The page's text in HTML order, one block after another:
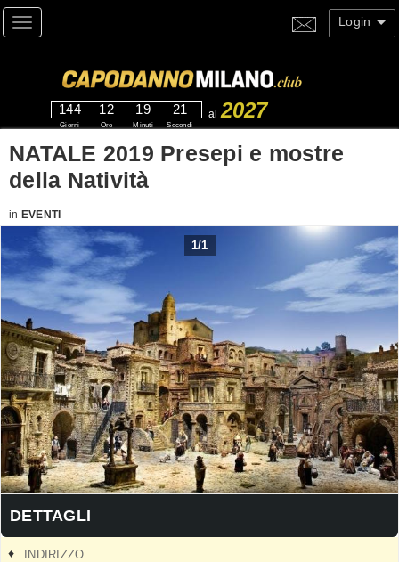
Toggle navigation Login
144
Giorni
12
Ore
19
Minuti
21
Secondi
al 2027
NATALE 2019 Presepi e mostre
della Natività
in EVENTI
1/1
DETTAGLI
INDIRIZZO